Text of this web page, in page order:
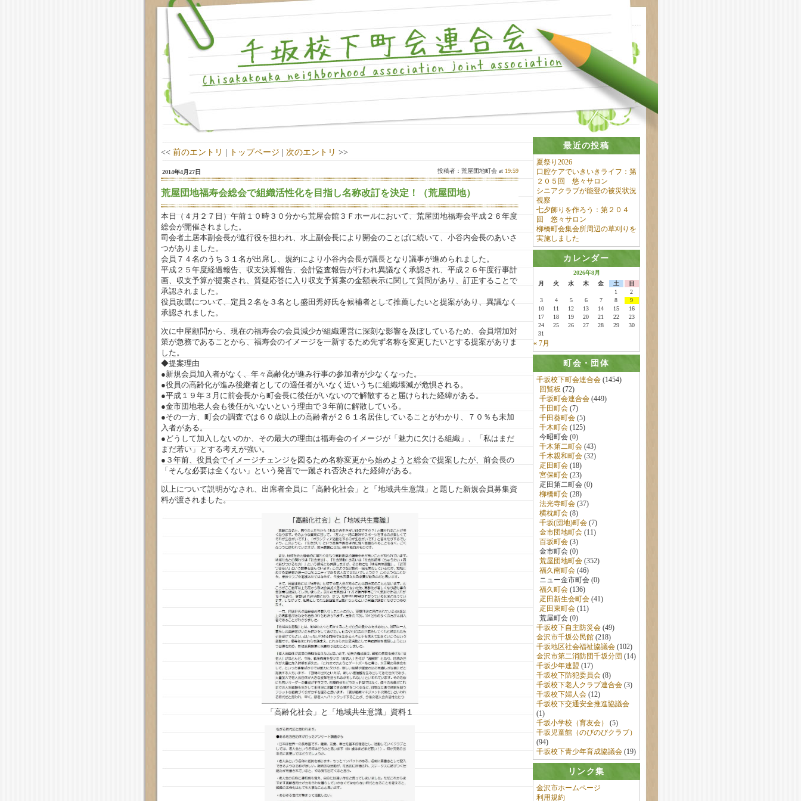
最近の投稿
夏祭り2026
口腔ケアでいきいきライフ：第
２０５回 悠々サロン
シニアクラブが能登の被災状況
視察
七夕飾りを作ろう：第２０４
回 悠々サロン
柳橋町会集会所周辺の草刈りを
実施しました
カレンダー
2026年8月
月
火 水 木 金 土
日
1
2
3
4 5 6 7 8
9
10
11 12 13 14 15
16
17
18 19 20 21 22
23
24
25 26 27 28 29
30
31
« 7月
町会・団体
千坂校下町会連合会(1454)
回覧板 (72)
千坂町会連合会(449)
千田町会(7)
千田葵町会(5)
千木町会(125)
今昭町会 (0)
千木第二町会(43)
千木親和町会(32)
疋田町会(18)
宮保町会(23)
疋田第二町会 (0)
柳橋町会(28)
法光寺町会(37)
横枕町会(8)
千坂(団地)町会(7)
金市団地町会(11)
百坂町会(3)
金市町会 (0)
荒屋団地町会(352)
福久南町会(46)
ニュー金市町会 (0)
福久町会(136)
疋田新生会町会(41)
疋田東町会(11)
荒屋町会 (0)
千坂校下自主防災会(49)
金沢市千坂公民館(218)
千坂地区社会福祉協議会(102)
金沢市第二消防団千坂分団 (14)
千坂少年連盟 (17)
千坂校下防犯委員会(8)
千坂校下老人クラブ連合会(3)
千坂校下婦人会(12)
千坂校下交通安全推進協議会
(1)
千坂小学校（育友会）
(5)
千坂児童館（のびのびクラブ）
(94)
千坂校下青少年育成協議会(19)
リンク集
金沢市ホームページ
利用規約
<<前のエントリ | トップページ | 次のエントリ >>
2014年4月27日 投稿者：荒屋団地町会 at 19:59
荒屋団地福寿会総会で組織活性化を目指し名称改訂を決定！（荒屋団地）
本日（４月２７日）午前１０時３０分から荒屋会館３Ｆホールにおいて、荒屋団地福寿会平成２６年度
総会が開催されました。
司会者土居本副会長が進行役を担われ、水上副会長により開会のことばに続いて、小谷内会長のあいさ
つがありました。
会員７４名のうち３１名が出席し、規約により小谷内会長が議長となり議事が進められました。
平成２５年度経過報告、収支決算報告、会計監査報告が行われ異議なく承認され、平成２６年度行事計
画、収支予算が提案され、質疑応答に入り収支予算案の金額表示に関して質問があり、訂正することで
承認されました。
役員改選について、定員２名を３名とし盛田秀好氏を候補者として推薦したいと提案があり、異議なく
承認されました。
次に中屋顧問から、現在の福寿会の会員減少が組織運営に深刻な影響を及ぼしているため、会員増加対
策が急務であることから、福寿会のイメージを一新するため先ず名称を変更したいとする提案がありま
した。
◆提案理由
●新規会員加入者がなく、年々高齢化が進み行事の参加者が少なくなった。
●役員の高齢化が進み後継者としての適任者がいなく近いうちに組織壊滅が危惧される。
●平成１９年３月に前会長から町会長に後任がいないので解散すると届けられた経緯がある。
●金市団地老人会も後任がいないという理由で３年前に解散している。
●その一方、町会の調査では６０歳以上の高齢者が２６１名居住していることがわかり、７０％も未加
入者がある。
●どうして加入しないのか、その最大の理由は福寿会のイメージが「魅力に欠ける組織」、「私はまだ
まだ若い」とする考えが強い。
●３年前、役員会でイメージチェンジを図るため名称変更から始めようと総会で提案したが、前会長の
「そんな必要は全くない」という発言で一蹴され否決された経緯がある。
以上について説明がなされ、出席者全員に「高齢化社会」と「地域共生意識」と題した新規会員募集資
料が渡されました。
「高齢化社会」と「地域共生意識」資料１